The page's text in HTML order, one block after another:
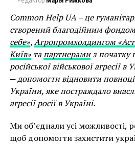
започаткована навесні 2022
Oxford, Oxford University
культурним центром«Дом
підтримку України та
надбання.
Перший сезон Ukraine Culture
оскільки відкриє його
фестивальBouquet Kyiv Stage
Council, Українським
Seasons. Bouquet Kyiv Stage
події подорожує з Києва до
Common Help UA – це
створений благодійним
себе»,Агропромхолдингом
Київ»тапартнерамиз початку
російської військової агресії
─ допомогти відновити
України, яке постраждало
агресії росії в Україні.
Ми об’єднали усі можливості,
щоб допомогти захистити